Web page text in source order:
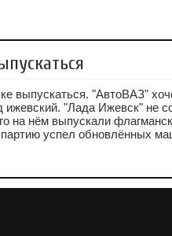
выпускаться. "АвтоВАЗ"
"Лада Ижевск" не
на нём выпускали
успел обновлённых